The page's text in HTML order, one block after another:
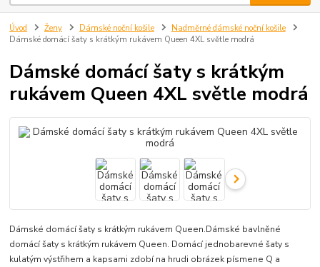
Úvod Ženy Dámské noční košile
Nadměrné dámské noční košile
Dámské domácí šaty s krátkým rukávem Queen 4XL světle modrá
Dámské domácí šaty s krátkým
rukávem Queen 4XL světle modrá
Dámské domácí šaty s krátkým rukávem Queen.Dámské bavlněné
domácí šaty s krátkým rukávem Queen. Domácí jednobarevné šaty s
kulatým výstřihem a kapsami zdobí na hrudi obrázek písmene Q a